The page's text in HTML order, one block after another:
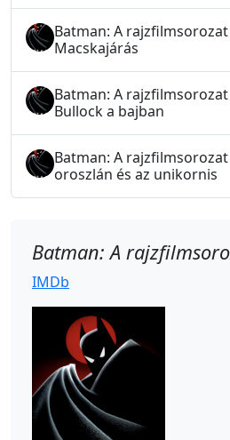
Batman: A rajzfilmsorozat
Macskajárás
Batman: A rajzfilmsorozat
Bullock a bajban
Batman: A rajzfilmsorozat
oroszlán és az unikornis
Batman: A
IMDb